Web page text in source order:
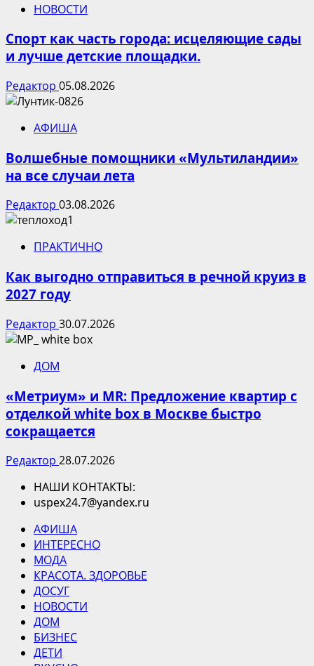
НОВОСТИ
Спорт как часть города: исцеляющие сады
и лучше детские площадки.
Редактор 05.08.2026
АФИША
Волшебные помощники «Мультиландии»
на все случаи лета
Редактор 03.08.2026
ПРАКТИЧНО
Как выгодно отправиться в речной круиз в
2027 году
Редактор 30.07.2026
ДОМ
«Метриум» и MR: Предложение квартир с
отделкой white box в Москве быстро
сокращается
Редактор 28.07.2026
НАШИ КОНТАКТЫ:
uspex24.7@yandex.ru
АФИША
ИНТЕРЕСНО
МОДА
КРАСОТА. ЗДОРОВЬЕ
ДОСУГ
НОВОСТИ
ДОМ
БИЗНЕС
ДЕТИ